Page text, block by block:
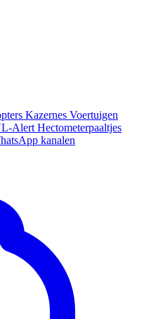
Kazernes Voertuigen
Alert Hectometerpaaltjes
kanalen